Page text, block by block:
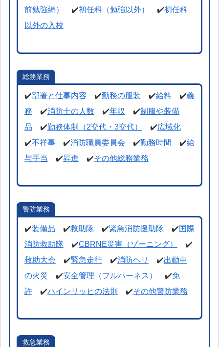
前勉強編） ✔️初任科（勉強以外） ✔️初任科
以外の入校
総務業務
✔️部署と仕事内容 ✔️勤務の服装 ✔️給料✔️義
務 ✔️消防士の人数 ✔️年収 ✔️制服や装備
品 ✔️勤務体制（2交代・3交代） ✔️広域化
✔️不祥事✔️消防職員委員会 ✔️勤務時間 ✔️給
与手当
✔️昇進 ✔️その他総務業務
警防業務
✔️装備品 ✔️救助隊✔️緊急消防援助隊✔️国際
消防救助隊✔️CBRNE災害（ゾーニング）
✔️
救助大会 ✔️緊急走行✔️消防ヘリ ✔️出動中
の火災
✔️安全管理（フルハーネス） ✔️免
許✔️ハインリッヒの法則 ✔️その他警防業務
救急業務